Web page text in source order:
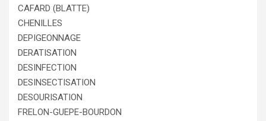
CAFARD (BLATTE)
CHENILLES
DEPIGEONNAGE
DERATISATION
DESINFECTION
DESINSECTISATION
DESOURISATION
FRELON-GUEPE-BOURDON